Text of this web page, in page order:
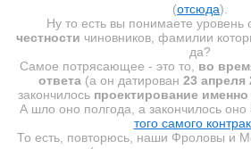
(отсюда).
Ну то есть вы понимаете уровень
честности чиновников, фамилии
да?
Самое потрясающее - это то, во
ответа(а он датирован 23 апреля
закончилось проектирование именно
А шло оно полгода, а закончилось оно
того самого
То есть, повторюсь, наши Фроловы и